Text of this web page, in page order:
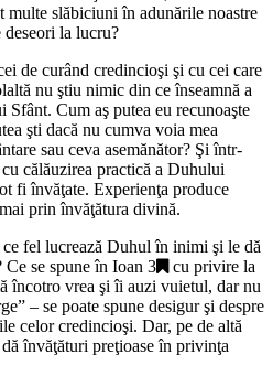
multe slăbiciuni în adunările noastre
deseori la lucru?
de curând credincioşi şi cu cei care
nu ştiu nimic din ce înseamnă a
Sfânt. Cum aş putea eu recunoaşte
şti dacă nu cumva voia mea
sau ceva asemănător? Şi într-
călăuzirea practică a Duhului
fi învăţate. Experienţa produce
prin învăţătura divină.
fel lucrează Duhul în inimi şi le dă
se spune în Ioan 3
cu privire la
încotro vrea şi îi auzi vuietul, dar nu
” – se poate spune desigur şi despre
celor credincioşi. Dar, pe de altă
învăţături preţioase în privinţa